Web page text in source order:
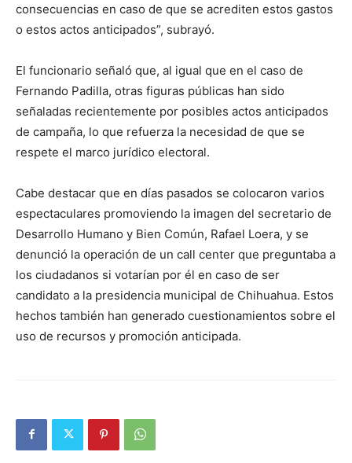
consecuencias en caso de que se acrediten estos gastos
o estos actos anticipados”, subrayó.
El funcionario señaló que, al igual que en el caso de
Fernando Padilla, otras figuras públicas han sido
señaladas recientemente por posibles actos anticipados
de campaña, lo que refuerza la necesidad de que se
respete el marco jurídico electoral.
Cabe destacar que en días pasados se colocaron varios
espectaculares promoviendo la imagen del secretario de
Desarrollo Humano y Bien Común, Rafael Loera, y se
denunció la operación de un call center que preguntaba a
los ciudadanos si votarían por él en caso de ser
candidato a la presidencia municipal de Chihuahua. Estos
hechos también han generado cuestionamientos sobre el
uso de recursos y promoción anticipada.